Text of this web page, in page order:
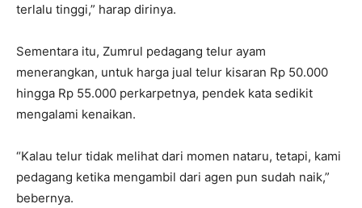
terlalu tinggi,” harap dirinya.
Sementara itu, Zumrul pedagang telur ayam
menerangkan, untuk harga jual telur kisaran Rp 50.000
hingga Rp 55.000 perkarpetnya, pendek kata sedikit
mengalami kenaikan.
“Kalau telur tidak melihat dari momen nataru, tetapi, kami
pedagang ketika mengambil dari agen pun sudah naik,”
bebernya.